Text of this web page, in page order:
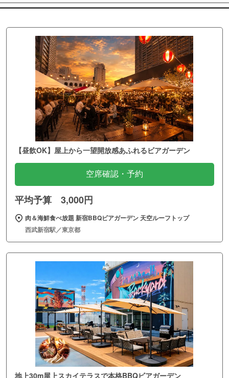
【昼飲OK】屋上から一望開放感あふれるビアガーデン
空席確認・予約
平均予算 3,000円
肉＆海鮮食べ放題 新宿BBQビアガーデン 天空ルーフトップ
西武新宿駅／東京都
地上30m屋上スカイテラスで本格BBQビアガーデン